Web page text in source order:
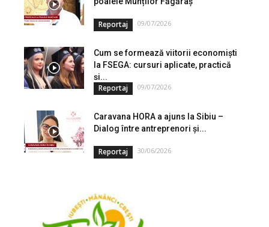
Reportaj 09/07/2026
Cum se formează viitorii economiști
la FSEGA: cursuri aplicate, practică
și...
Reportaj 09/07/2026
Caravana HORA a ajuns la Sibiu –
Dialog între antreprenori și...
Reportaj 30/06/2026